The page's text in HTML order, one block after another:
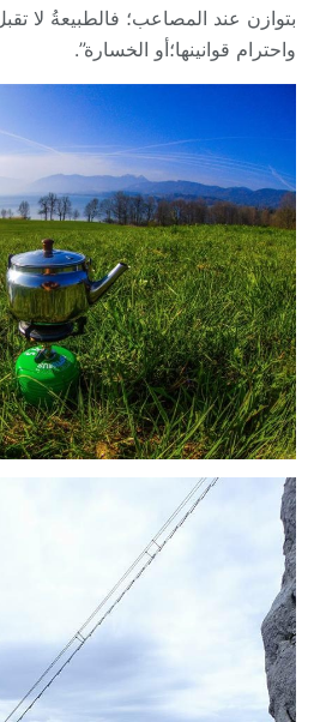
بتوازن عند المصاعب؛ فالطبيعةُ لا
واحترام قوانينها؛أو الخسارة”.